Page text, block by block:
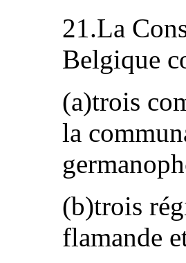
21.La
Belgique
(a)trois
la
(b)trois
flamande